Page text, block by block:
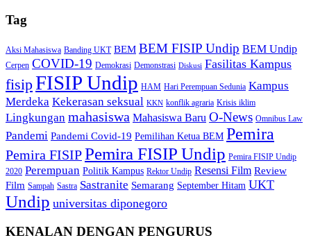
Tag
Aksi Mahasiswa Banding UKT BEM BEM FISIP Undip BEM Undip
Cerpen COVID-19 Demokrasi Demonstrasi Diskusi Fasilitas Kampus
fisipFISIP Undip HAM Hari Perempuan Sedunia Kampus
Merdeka Kekerasan seksual KKN konflik agraria Krisis iklim
Lingkungan mahasiswa Mahasiswa Baru O-News Omnibus Law
Pandemi Pandemi Covid-19 Pemilihan Ketua BEM Pemira
Pemira FISIPPemira FISIP Undip Pemira FISIP Undip
2020 Perempuan Politik Kampus Rektor Undip Resensi Film Review
Film Sampah Sastra Sastranite Semarang September Hitam UKT
Undip universitas diponegoro
KENALAN DENGAN PENGURUS